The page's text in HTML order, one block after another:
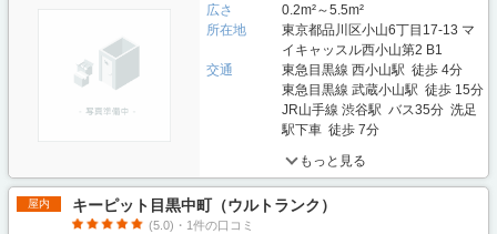
広さ
0.2m²～5.5m²
所在地
東京都品川区小山6丁目17-13 マ
イキャッスル西小山第2 B1
交通
東急目黒線 西小山駅 徒歩 4分
東急目黒線 武蔵小山駅 徒歩 15分
JR山手線 渋谷駅 バス35分 洗足
駅下車 徒歩 7分
もっと見る
屋内 キーピット目黒中町（ウルトランク）
(5.0)・1件の口コミ